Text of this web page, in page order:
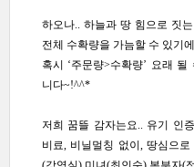
하오나.. 하늘과 땅 힘으로 짓
전체 수확량을 가늠할 수 있기
혹시 ‘주문량>수확량’ 요래
니다~!^^*
저희 꿈뜰 감자는요.. 유기 인
비료, 비닐멀칭 없이, 땅심으